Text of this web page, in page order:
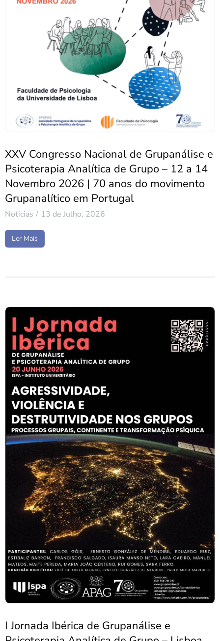
XXV Congresso Nacional de Grupanálise e
Psicoterapia Analítica de Grupo – 12 a 14
Novembro 2026 | 70 anos do movimento
Grupanalítico em Portugal
Notícias 13 de Julho, 2026
Ler Mais
I Jornada Ibérica de Grupanálise e